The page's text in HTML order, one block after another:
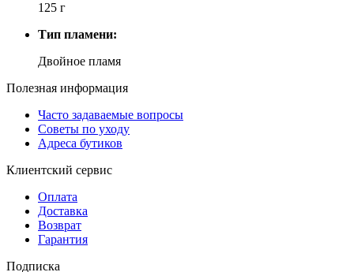
125 г
Тип пламени:
Двойное пламя
Полезная информация
Часто задаваемые вопросы
Советы по уходу
Адреса бутиков
Клиентский сервис
Оплата
Доставка
Возврат
Гарантия
Подписка